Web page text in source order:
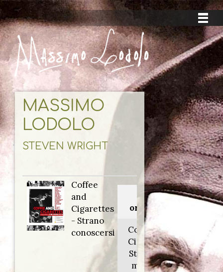
MASSIMO
LODOLO
STEVEN WRIGHT
Coffee
and
Cigarettes
- Strano
conoscersi
Titolo
originale:
Coffee and
Cigarettes:
Strange to
meet you